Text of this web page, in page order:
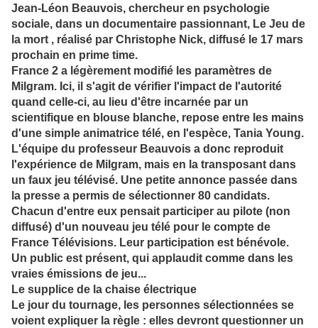
Jean-Léon Beauvois, chercheur en psychologie
sociale, dans un documentaire passionnant, Le Jeu de
la mort , réalisé par Christophe Nick, diffusé le 17 mars
prochain en prime time.
France 2 a légèrement modifié les paramètres de
Milgram. Ici, il s'agit de vérifier l'impact de l'autorité
quand celle-ci, au lieu d'être incarnée par un
scientifique en blouse blanche, repose entre les mains
d'une simple animatrice télé, en l'espèce, Tania Young.
L'équipe du professeur Beauvois a donc reproduit
l'expérience de Milgram, mais en la transposant dans
un faux jeu télévisé. Une petite annonce passée dans
la presse a permis de sélectionner 80 candidats.
Chacun d'entre eux pensait participer au pilote (non
diffusé) d'un nouveau jeu télé pour le compte de
France Télévisions. Leur participation est bénévole.
Un public est présent, qui applaudit comme dans les
vraies émissions de jeu...
Le supplice de la chaise électrique
Le jour du tournage, les personnes sélectionnées se
voient expliquer la règle : elles devront questionner un